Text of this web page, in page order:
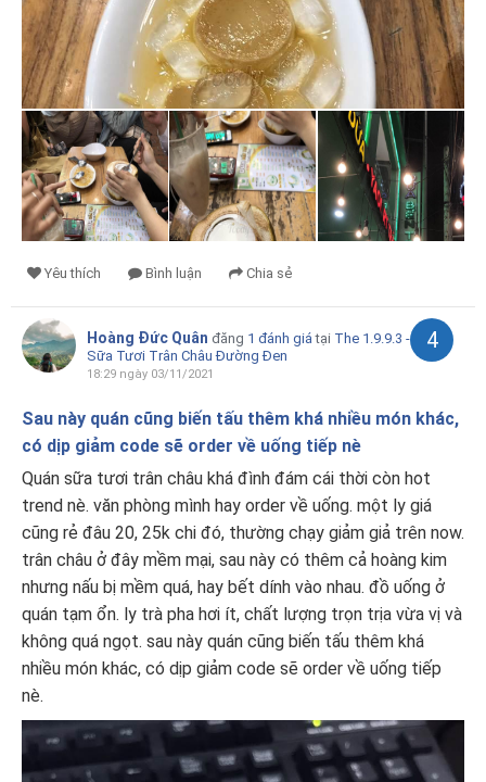
Yêu thích Bình luận Chia sẻ
Hoàng Đức Quân đăng 1 đánh giá tại The 1.9.9.3 -
Sữa Tươi Trân Châu Đường Đen
18:29 ngày 03/11/2021
4
Sau này quán cũng biến tấu thêm khá nhiều món khác,
có dịp giảm code sẽ order về uống tiếp nè
Quán sữa tươi trân châu khá đình đám cái thời còn hot
trend nè. văn phòng mình hay order về uống. một ly giá
cũng rẻ đâu 20, 25k chi đó, thường chạy giảm giả trên now.
trân châu ở đây mềm mại, sau này có thêm cả hoàng kim
nhưng nấu bị mềm quá, hay bết dính vào nhau. đồ uống ở
quán tạm ổn. ly trà pha hơi ít, chất lượng trọn trịa vừa vị và
không quá ngọt. sau này quán cũng biến tấu thêm khá
nhiều món khác, có dịp giảm code sẽ order về uống tiếp
nè.